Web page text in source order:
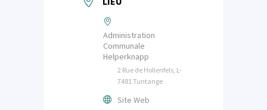
Administration
Communale
Helperknapp
2 Rue de Hollenfels, L-
7481 Tuntange
Site Web